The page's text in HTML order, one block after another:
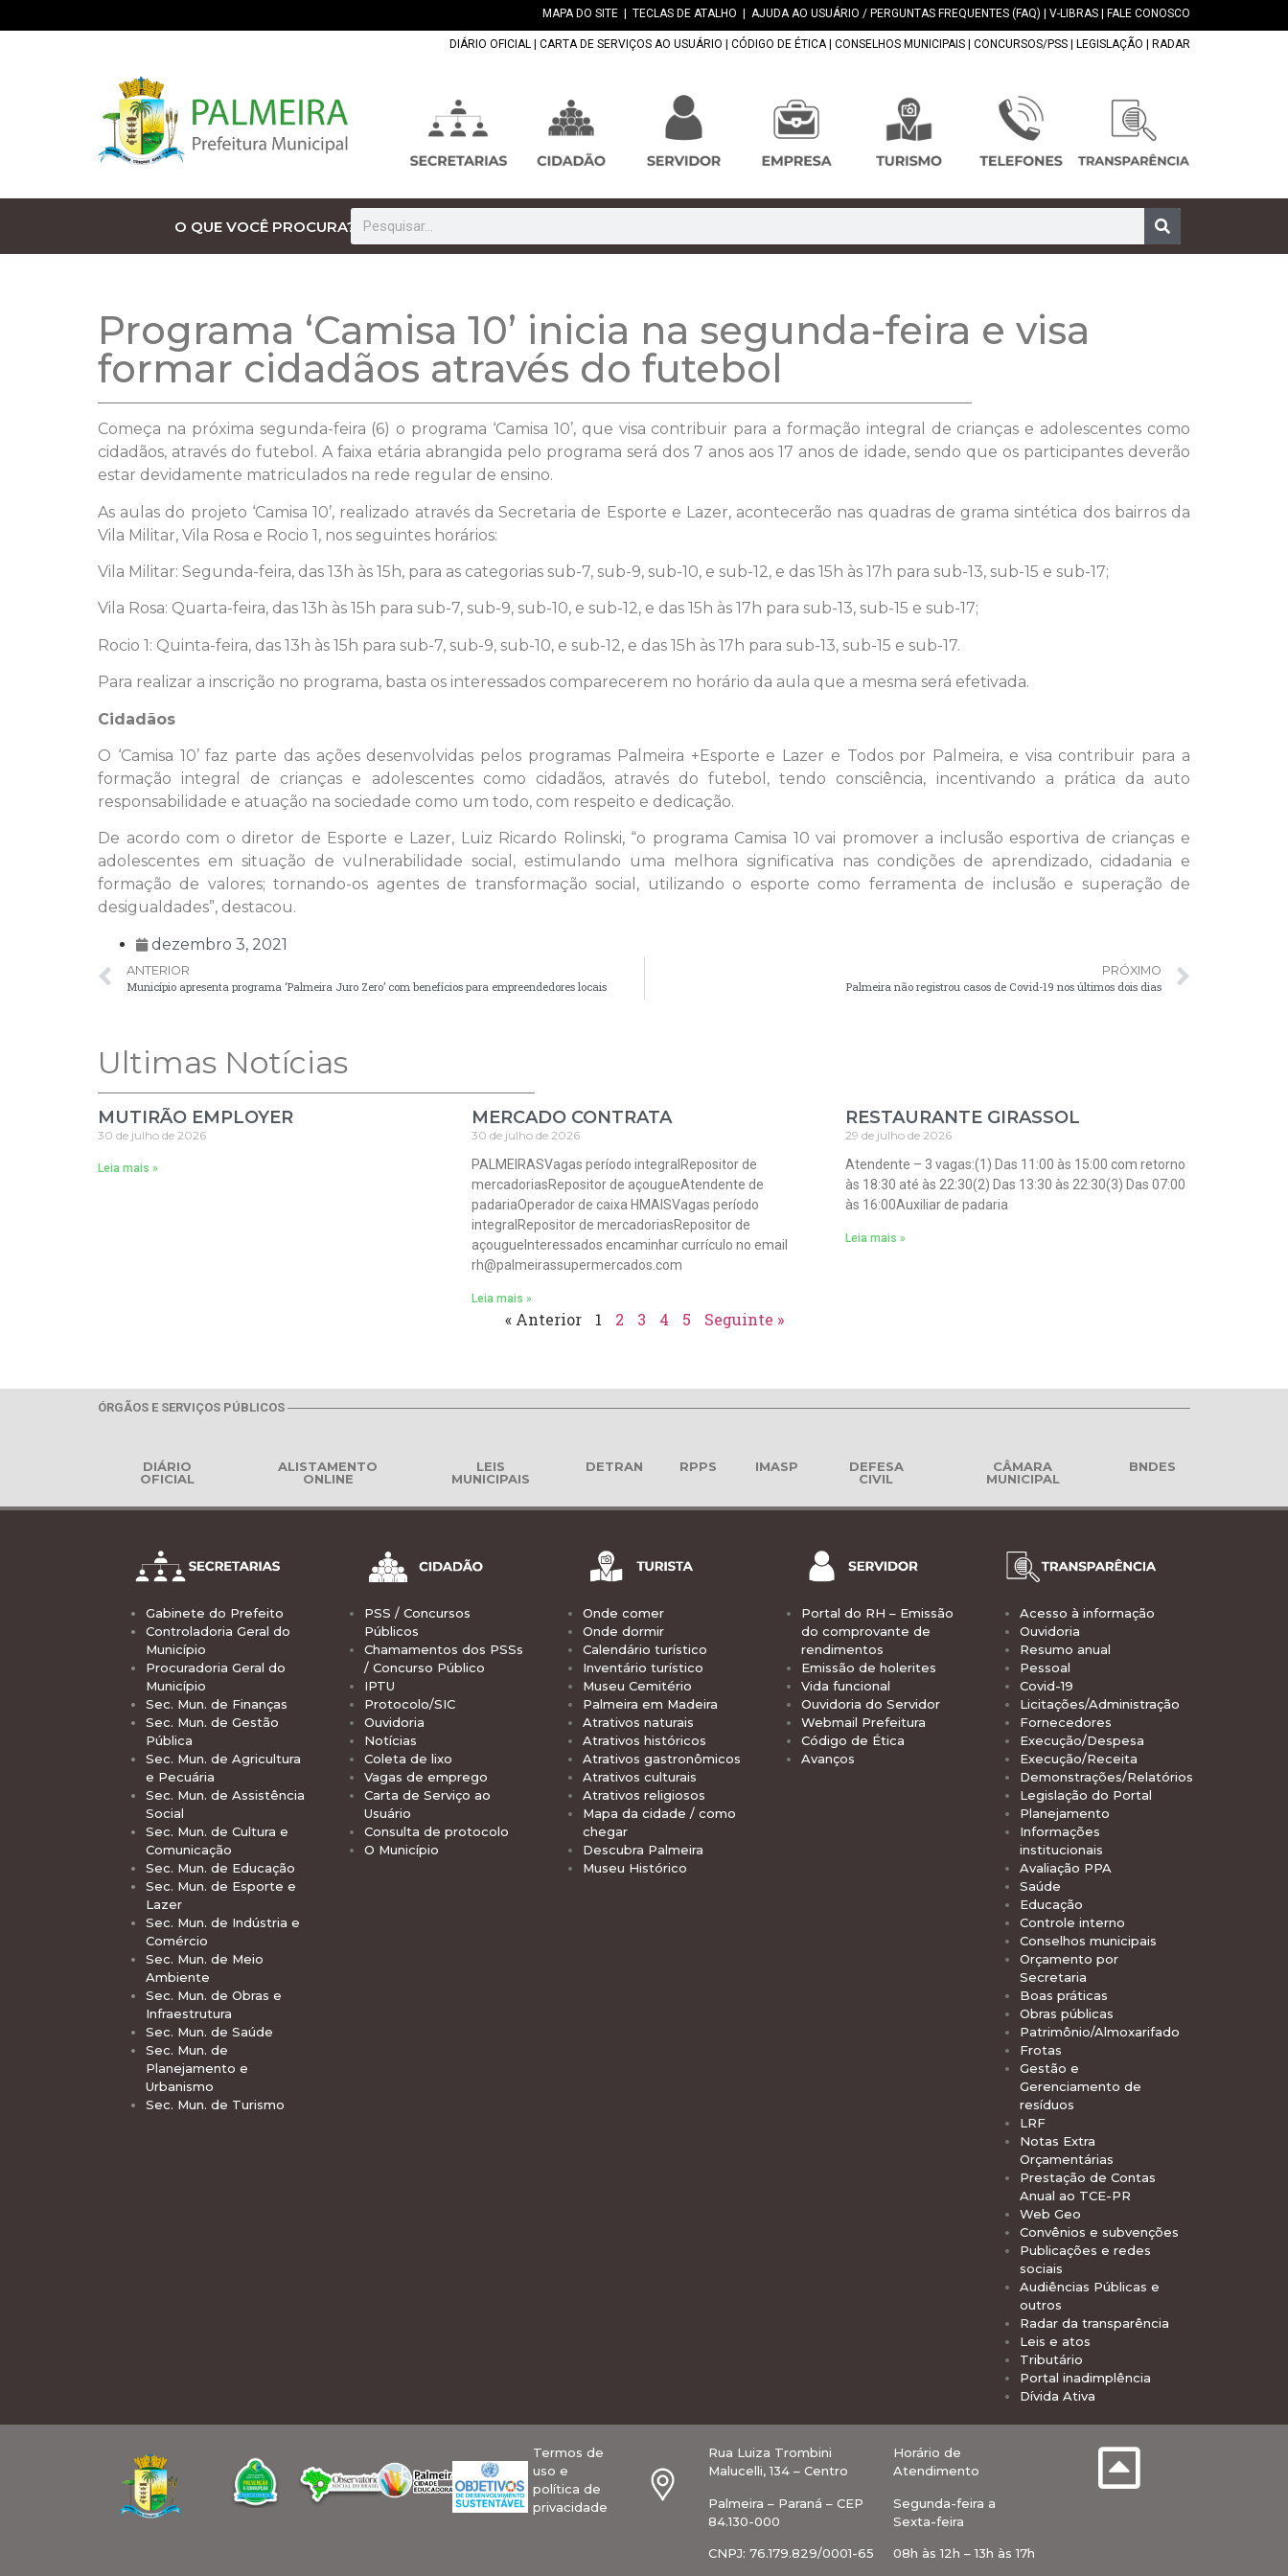
MAPA DO SITE TECLAS DE ATALHO AJUDA AO USUÁRIO / PERGUNTAS FREQUENTES (FAQ) V-LIBRAS FALE CONOSCO
DIÁRIO OFICIAL CARTA DE SERVIÇOS AO USUÁRIO CÓDIGO DE ÉTICA| CONSELHOS MUNICIPAIS CONCURSOS/PSS LEGISLAÇÃO RADAR
O QUE VOCÊ PROCURA?
Programa ‘Camisa 10’ inicia na segunda-feira e visa
formar cidadãos através do futebol
Começa na próxima segunda-feira (6) o programa ‘Camisa 10’, que visa contribuir para a formação integral de crianças e adolescentes como
cidadãos, através do futebol. A faixa etária abrangida pelo programa será dos 7 anos aos 17 anos de idade, sendo que os participantes deverão
estar devidamente matriculados na rede regular de ensino.
As aulas do projeto ‘Camisa 10’, realizado através da Secretaria de Esporte e Lazer, acontecerão nas quadras de grama sintética dos bairros da
Vila Militar, Vila Rosa e Rocio 1, nos seguintes horários:
Vila Militar: Segunda-feira, das 13h às 15h, para as categorias sub-7, sub-9, sub-10, e sub-12, e das 15h às 17h para sub-13, sub-15 e sub-17;
Vila Rosa: Quarta-feira, das 13h às 15h para sub-7, sub-9, sub-10, e sub-12, e das 15h às 17h para sub-13, sub-15 e sub-17;
Rocio 1: Quinta-feira, das 13h às 15h para sub-7, sub-9, sub-10, e sub-12, e das 15h às 17h para sub-13, sub-15 e sub-17.
Para realizar a inscrição no programa, basta os interessados comparecerem no horário da aula que a mesma será efetivada.
Cidadãos
O ‘Camisa 10’ faz parte das ações desenvolvidas pelos programas Palmeira +Esporte e Lazer e Todos por Palmeira, e visa contribuir para a
formação integral de crianças e adolescentes como cidadãos, através do futebol, tendo consciência, incentivando a prática da auto
responsabilidade e atuação na sociedade como um todo, com respeito e dedicação.
De acordo com o diretor de Esporte e Lazer, Luiz Ricardo Rolinski, “o programa Camisa 10 vai promover a inclusão esportiva de crianças e
adolescentes em situação de vulnerabilidade social, estimulando uma melhora significativa nas condições de aprendizado, cidadania e
formação de valores; tornando-os agentes de transformação social, utilizando o esporte como ferramenta de inclusão e superação de
desigualdades”, destacou.
dezembro 3, 2021
ANTERIOR
Município apresenta programa ‘Palmeira Juro Zero’ com benefícios para empreendedores locais
PRÓXIMO
Palmeira não registrou casos de Covid-19 nos últimos dois dias
Ultimas Notícias
MUTIRÃO EMPLOYER
30 de julho de 2026
Leia mais »
MERCADO CONTRATA
30 de julho de 2026
PALMEIRASVagas período integralRepositor de
mercadoriasRepositor de açougueAtendente de
padariaOperador de caixa HMAISVagas período
integralRepositor de mercadoriasRepositor de
açougueInteressados encaminhar currículo no email
rh@palmeirassupermercados.com
Leia mais »
RESTAURANTE GIRASSOL
29 de julho de 2026
Atendente – 3 vagas:(1) Das 11:00 às 15:00 com retorno
às 18:30 até às 22:30(2) Das 13:30 às 22:30(3) Das 07:00
às 16:00Auxiliar de padaria
Leia mais »
« Anterior 1 2 3 4 5 Seguinte »
ÓRGÃOS E SERVIÇOS PÚBLICOS
DIÁRIO
OFICIAL
ALISTAMENTO
ONLINE
LEIS
MUNICIPAIS
DETRAN RPPS IMASP
DEFESA
CIVIL
CÂMARA
MUNICIPAL
BNDES
Gabinete do Prefeito
Controladoria Geral do
Município
Procuradoria Geral do
Município
Sec. Mun. de Finanças
Sec. Mun. de Gestão
Pública
Sec. Mun. de Agricultura
e Pecuária
Sec. Mun. de Assistência
Social
Sec. Mun. de Cultura e
Comunicação
Sec. Mun. de Educação
Sec. Mun. de Esporte e
Lazer
Sec. Mun. de Indústria e
Comércio
Sec. Mun. de Meio
Ambiente
Sec. Mun. de Obras e
Infraestrutura
Sec. Mun. de Saúde
Sec. Mun. de
Planejamento e
Urbanismo
Sec. Mun. de Turismo
PSS / Concursos
Públicos
Chamamentos dos PSSs
/ Concurso Público
IPTU
Protocolo/SIC
Ouvidoria
Notícias
Coleta de lixo
Vagas de emprego
Carta de Serviço ao
Usuário
Consulta de protocolo
O Município
Onde comer
Onde dormir
Calendário turístico
Inventário turístico
Museu Cemitério
Palmeira em Madeira
Atrativos naturais
Atrativos históricos
Atrativos gastronômicos
Atrativos culturais
Atrativos religiosos
Mapa da cidade / como
chegar
Descubra Palmeira
Museu Histórico
Portal do RH – Emissão
do comprovante de
rendimentos
Emissão de holerites
Vida funcional
Ouvidoria do Servidor
Webmail Prefeitura
Código de Ética
Avanços
Acesso à informação
Ouvidoria
Resumo anual
Pessoal
Covid-19
Licitações/Administração
Fornecedores
Execução/Despesa
Execução/Receita
Demonstrações/Relatórios
Legislação do Portal
Planejamento
Informações
institucionais
Avaliação PPA
Saúde
Educação
Controle interno
Conselhos municipais
Orçamento por
Secretaria
Boas práticas
Obras públicas
Patrimônio/Almoxarifado
Frotas
Gestão e
Gerenciamento de
resíduos
LRF
Notas Extra
Orçamentárias
Prestação de Contas
Anual ao TCE-PR
Web Geo
Convênios e subvenções
Publicações e redes
sociais
Audiências Públicas e
outros
Radar da transparência
Leis e atos
Tributário
Portal inadimplência
Dívida Ativa
Termos de
uso e
política de
privacidade
Rua Luiza Trombini
Malucelli, 134 – Centro
Palmeira – Paraná – CEP
84.130-000
CNPJ: 76.179.829/0001-65
Horário de
Atendimento
Segunda-feira a
Sexta-feira
08h às 12h – 13h às 17h